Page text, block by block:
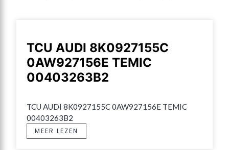
TCU AUDI 8K0927155C
0AW927156E TEMIC
00403263B2
TCU AUDI 8K0927155C 0AW927156E TEMIC
00403263B2
MEER LEZEN